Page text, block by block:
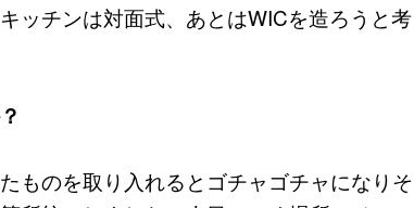
ッチンは対面式、あとはWICを造ろうと考
ものを取り入れるとゴチャゴチャになりそ